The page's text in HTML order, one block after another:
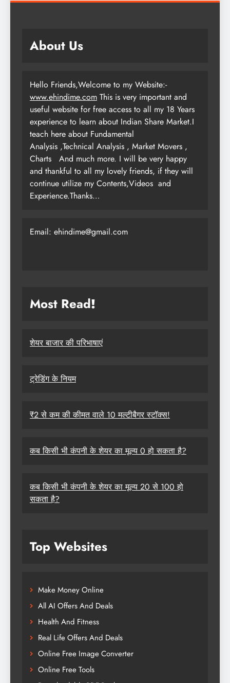
About Us
Hello Friends,Welcome to my Website:-
www.ehindime.com This is very important and
useful website for free access to all my 18 Years
experience to learn about Indian Share Market.I
teach here about Fundamental
Analysis ,Technical Analysis , Market Movers ,
Charts
And much more. I will be very happy
and thankful to all my lovely friends, if they will
continue utilize my Contents,Videos and
Experience.Thanks…
Email: ehindime@gmail.com
Most Read!
शेयर बाजार की परिभाषाएं
ट्रेडिंग के नियम
₹2 से कम की कीमत वाले 10 मल्टीबैगर स्टॉक्स!
कब किसी भी कंपनी के शेयर का मूल्य 0 हो सकता है?
कब किसी भी कंपनी के शेयर का मूल्य 20 से 100 हो
सकता है?
Top Websites
Make Money Online
All AI Offers And Deals
Health And Fitness
Real Life Offers And Deals
Online Free Image Converter
Online Free Tools